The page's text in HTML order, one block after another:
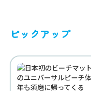
ピックアップ